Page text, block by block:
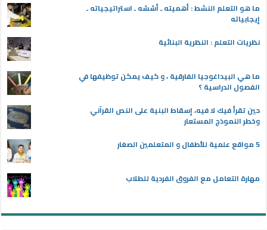
ما هو التعلم النشط : أهميته ـ أسُسُه ـ استراتيجياته ـ
إيجابياته
نظريات التعلم : النظرية البنائية
ما هي البيداغوجيا الفارقية ، و كيف يمكن توظيفها في
الفصول الدراسية ؟
حين تقرأ فيك لا فيه، إسقاط البنية على النص القرآني
وخطر النموذج المستعار
5 مواقع علمية للأطفال و المتعلمين الصغار
مهارة التعامل مع الفروق الفردية للطلاب